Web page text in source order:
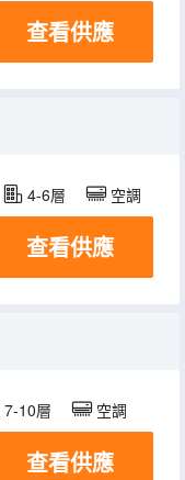
查看供應
4-6層 空調
查看供應
7-10層 空調
查看供應